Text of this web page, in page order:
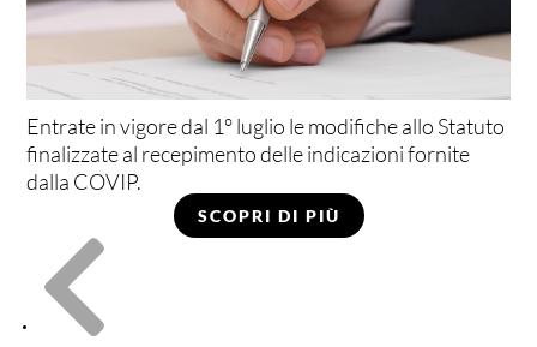
Entrate in vigore dal 1° luglio le modifiche allo Statuto
finalizzate al recepimento delle indicazioni fornite
dalla COVIP.
SCOPRI DI PIÙ
